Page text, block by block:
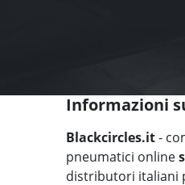
Informazioni
Blackcircles.it-
pneumatici online
distributori italiani